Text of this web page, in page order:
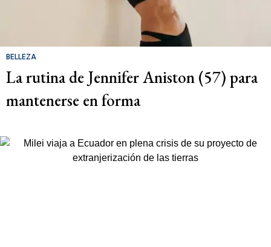
BELLEZA
La rutina de Jennifer Aniston (57) para
mantenerse en forma